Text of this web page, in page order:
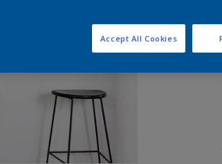
Accept All Cookies